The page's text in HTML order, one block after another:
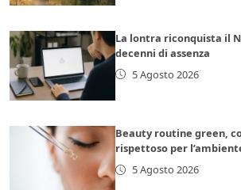
La lontra riconquista il
decenni di assenza
5 Agosto 2026
Beauty routine green,
rispettoso per
5 Agosto 2026